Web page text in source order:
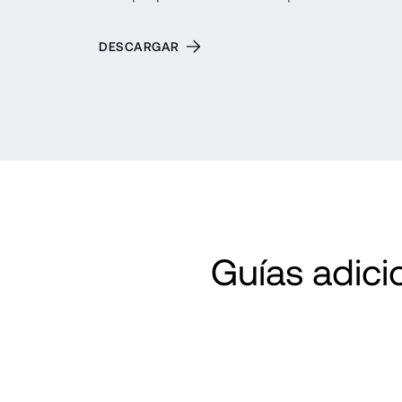
DESCARGAR
Guías